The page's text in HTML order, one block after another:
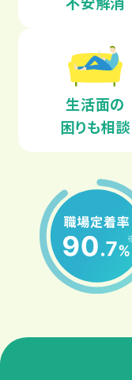
何ができる場所な
どんな人がサポー
どんな人が利用し
就労移行支援の
利用料金
利用手続き
就労移行支援
カリキュラム
企業インターン
職場定着支援
ご利用までの流れ
復職支援
就労定着支援
相談支援
そのひとりのストー
就職事例（障害別）
発達障害
身体障害
事業所を探す
北海道・東北
宮城
福島
お役立ちコラム・イベ
精神障害と仕事
発達障害と仕事
身体障害と仕事
生活面の
困りも相談